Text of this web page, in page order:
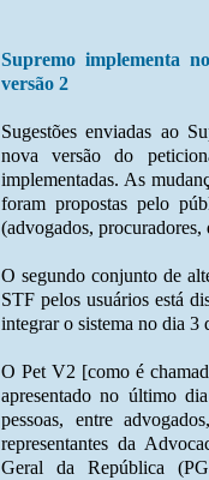
Supremo implementa
versão 2
Sugestões enviadas ao
nova versão do
implementadas. As
foram propostas pelo
(advogados, procuradores,
O segundo conjunto de
STF pelos usuários está
integrar o sistema no dia 3
O Pet V2 [como é
apresentado no último
pessoas, entre
representantes da
Geral da República